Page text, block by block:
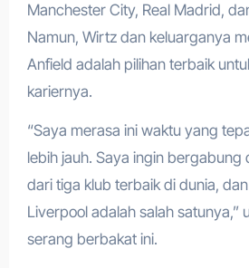
Manchester City, Real Madrid,
Namun, Wirtz dan keluarganya
Anfield adalah pilihan terbaik
kariernya.
“Saya merasa ini waktu yang
lebih jauh. Saya ingin bergabung
dari tiga klub terbaik di dunia,
Liverpool adalah salah satunya,”
serang berbakat ini.